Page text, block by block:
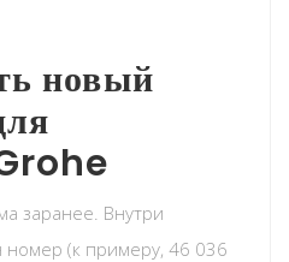
новый
заранее. Внутри
номер (к примеру, 46 036